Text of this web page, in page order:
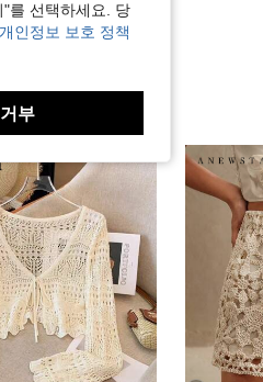
를 선택하세요. 당
개인정보 보호 정책
부